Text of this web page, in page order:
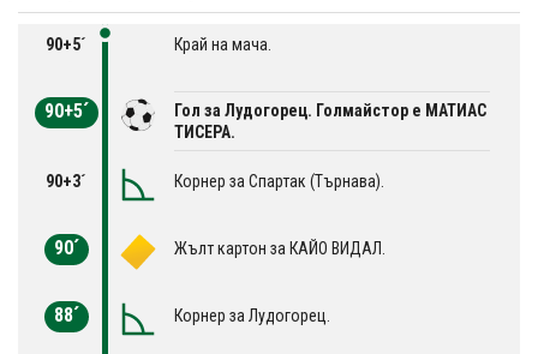
90+5´ Край на мача.
90+5´
Гол за Лудогорец. Голмайстор е МАТИАС
ТИСЕРА.
90+3´ Корнер за Спартак (Търнава).
90´ Жълт картон за КАЙО ВИДАЛ.
88´ Корнер за Лудогорец.